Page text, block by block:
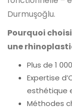
Durmuşoğlu.
Pourquoi
une
Plus de 1
Expertise
esthétique
Méthodes